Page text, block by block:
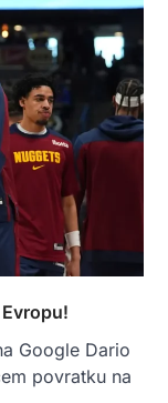
Google Dario
povratku na